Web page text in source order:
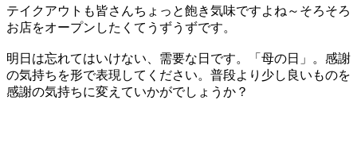
テイクアウトも皆さんちょっと飽き気味ですよね～そろそろ
お店をオープンしたくてうずうずです。
明日は忘れてはいけない、需要な日です。「母の日」。感謝
の気持ちを形で表現してください。普段より少し良いものを
感謝の気持ちに変えていかがでしょうか？